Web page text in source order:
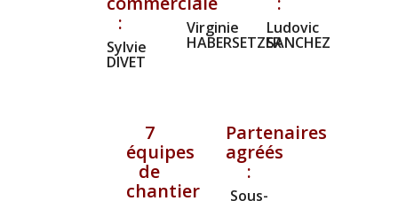
:
Sylvie
DIVET
Virginie
HABERSETZER
Ludovic
SANCHEZ
7
équipes
de
chantier
Partenaires
agréés
:
Sous-